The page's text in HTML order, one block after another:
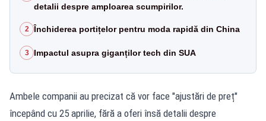
detalii despre amploarea scumpirilor.
2 Închiderea portițelor pentru moda rapidă din China
3 Impactul asupra giganților tech din SUA
Ambele companii au precizat că vor face "ajustări de preț"
începând cu 25 aprilie, fără a oferi însă detalii despre